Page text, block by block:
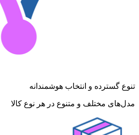
تنوع گسترده و انتخاب هوشمندانه
مدل‌های مختلف و متنوع در هر نوع کالا